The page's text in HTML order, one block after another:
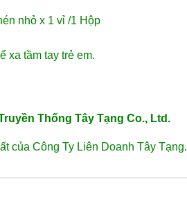
nhỏ x 1 vỉ /1 Hộp
xa tầm tay trẻ em.
Thống Tây Tạng Co., Ltd.
của Công Ty Liên Doanh Tây Tạng.